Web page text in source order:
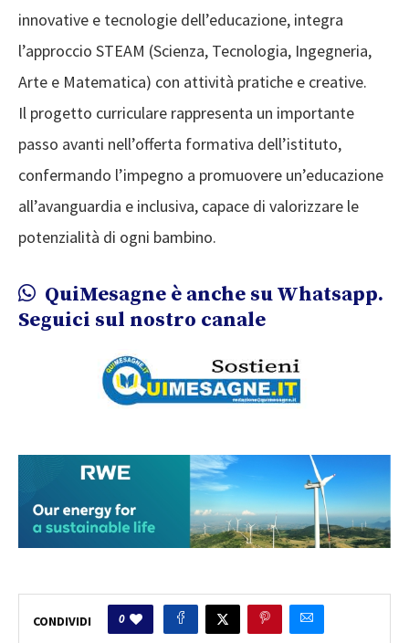
innovative e tecnologie dell’educazione, integra
l’approccio STEAM (Scienza, Tecnologia, Ingegneria,
Arte e Matematica) con attività pratiche e creative.
Il progetto curriculare rappresenta un importante
passo avanti nell’offerta formativa dell’istituto,
confermando l’impegno a promuovere un’educazione
all’avanguardia e inclusiva, capace di valorizzare le
potenzialità di ogni bambino.
QuiMesagne è anche su Whatsapp.
Seguici sul nostro canale
CONDIVIDI 0